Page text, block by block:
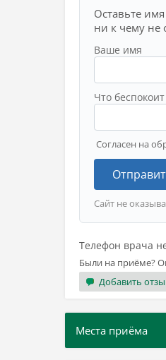
Оставьте
ни к чему не
Ваше имя
Что
Согласен на
Сайт не
Телефон врача
Были на приёме?
Добавить
Места приёма